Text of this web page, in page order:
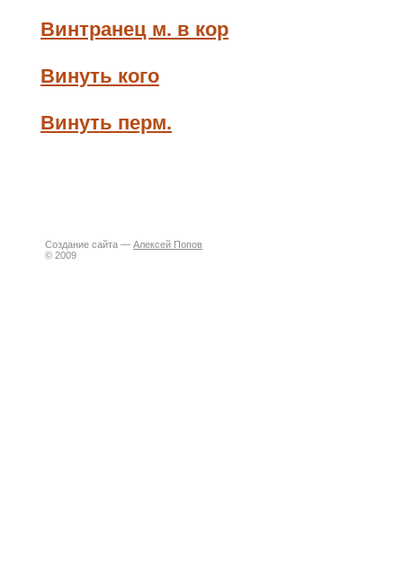
Винтранец м. в кор
Винуть кого
Винуть перм.
Создание сайта — Алексей Попов
© 2009